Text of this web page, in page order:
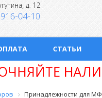
д. 12
04-10
СТАТЬИ
Принадлежности для